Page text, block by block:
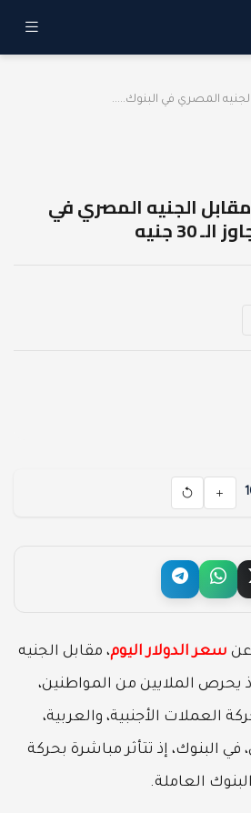
المصري في البنوك.....
مقابل الجنيه المصري في
30 جنيه
عن سعر الدولار اليوم، مقابل الجنيه
يحرص الملايين من المواطنين،
العملات الأجنبية، والعربية،
البنوك، إذ تتأثر مباشرة بحركة
العاملة.